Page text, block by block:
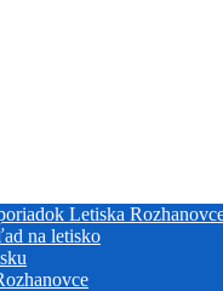
Letiska
na letisko